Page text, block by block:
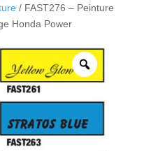
/ FAST276 – Peinture
Honda Power